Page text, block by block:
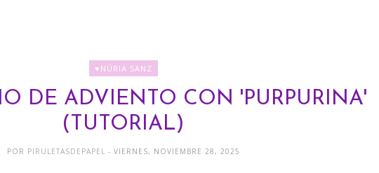
♥NÚRIA SANZ
DE ADVIENTO CON 'PURPURINA'
(TUTORIAL)
POR PIRULETASDEPAPEL - VIERNES, NOVIEMBRE 28, 2025